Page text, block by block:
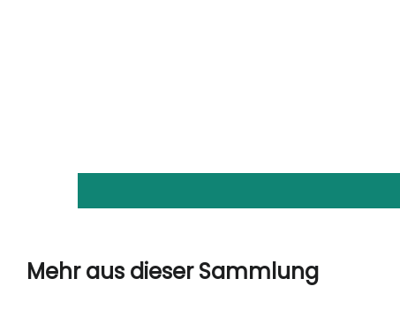
Mehr aus dieser Sammlung